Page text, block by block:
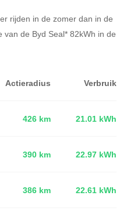
rijden in de zomer dan in de
de Byd Seal* 82kWh in de
Actieradius Verbruik
426 km 21.01 kWh
390 km 22.97 kWh
386 km 22.61 kWh